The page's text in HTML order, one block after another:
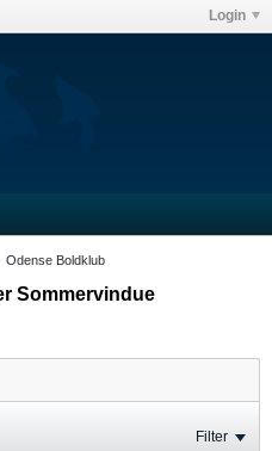
Login
Odense Boldklub
Sommervindue
Filter